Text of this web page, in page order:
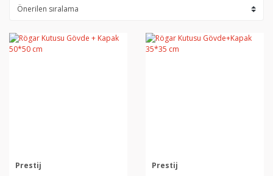
Prestij Prestij